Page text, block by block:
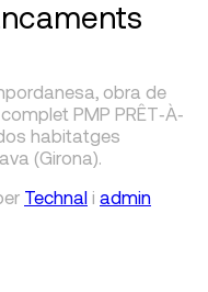
obra de
PMP PRÊT‐À‐
habitatges
(Girona).
Technal i admin